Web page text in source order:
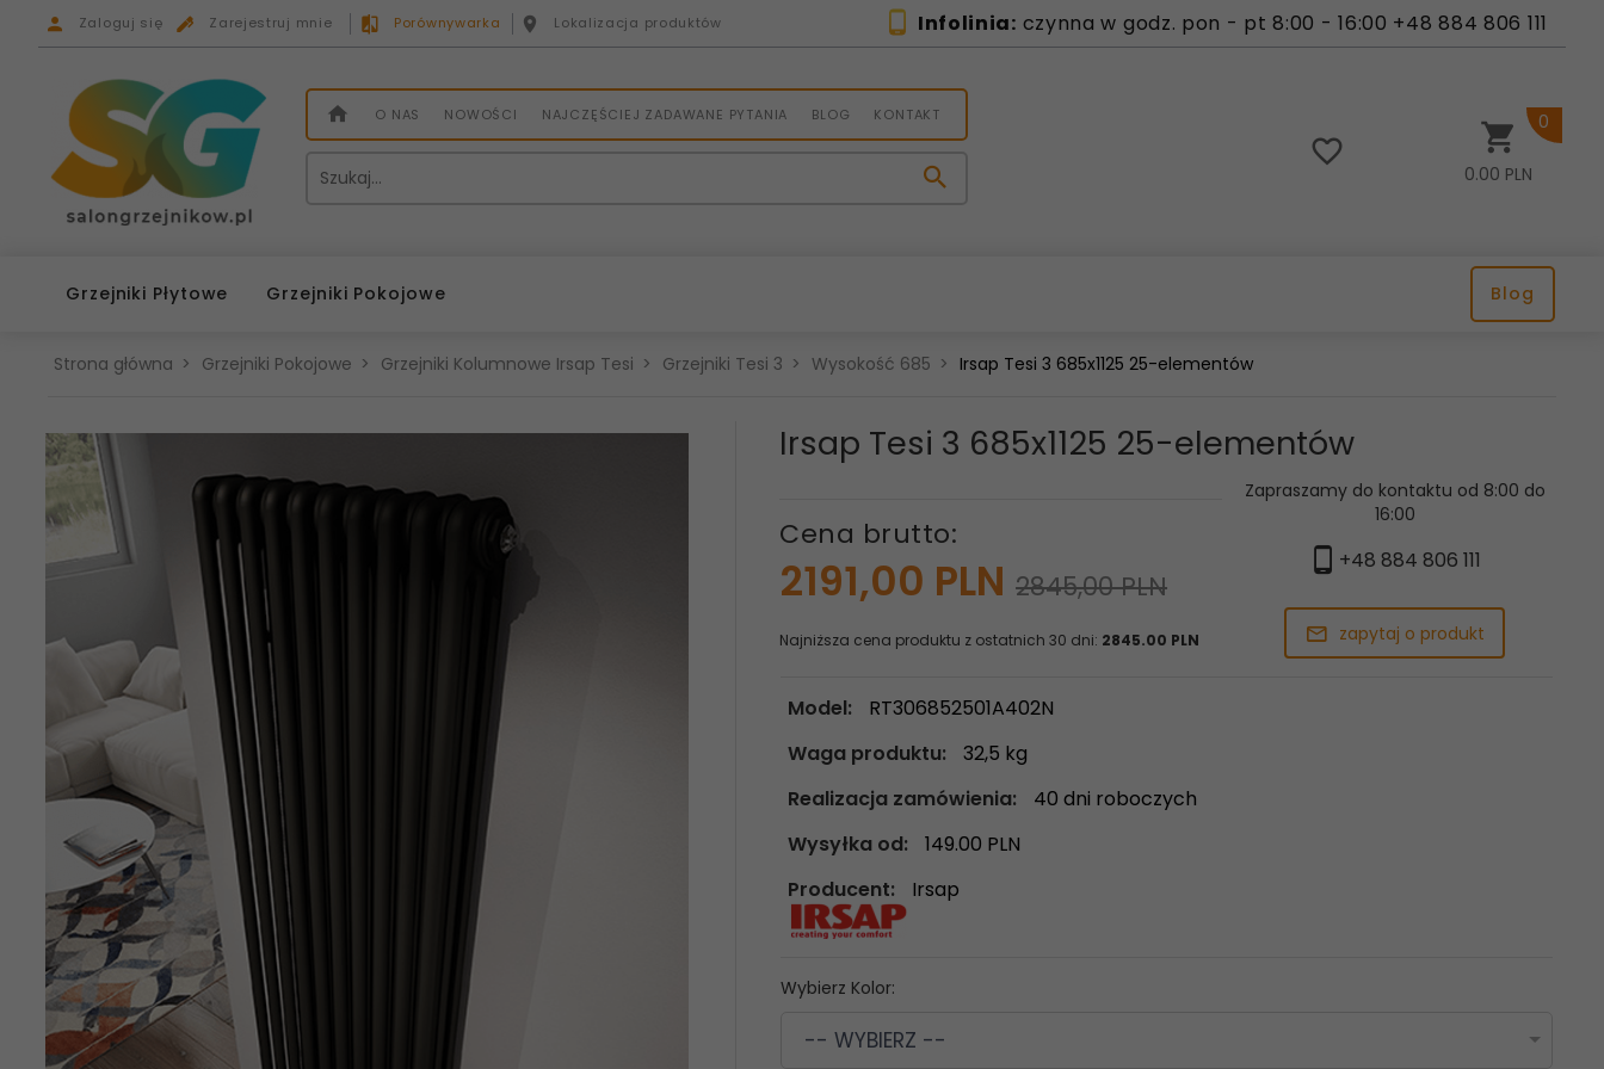
Zaloguj się Zarejestruj mnie Porównywarka Lokalizacja produktów Infolinia: czynna w godz. pon - pt 8:00 - 16:00 +48 884 806 111
O NAS NOWOŚCI NAJCZĘŚCIEJ ZADAWANE PYTANIA BLOG KONTAKT
0.00 PLN
0
Grzejniki Płytowe Grzejniki Pokojowe Blog
Strona główna Grzejniki Pokojowe Grzejniki Kolumnowe Irsap Tesi Grzejniki Tesi 3 Wysokość 685 Irsap Tesi 3 685x1125 25-elementów
Irsap Tesi 3 685x1125 25-elementów
Cena brutto:
2191,00 PLN 2845,00 PLN
Najniższa cena produktu z ostatnich 30 dni: 2845.00 PLN
Zapraszamy do kontaktu od 8:00 do
16:00
+48 884 806 111
zapytaj o produkt
Model:
RT306852501A402N
Waga produktu:
32,5 kg
Realizacja zamówienia:
40 dni roboczych
Wysyłka od:
149.00 PLN
Producent:
Irsap
Wybierz Kolor:
-- WYBIERZ --